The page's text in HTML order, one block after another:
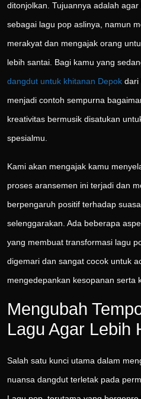
ditonjolkan. Tujuannya adalah
sebagai lagu pop aslinya, namun
merakyat dan mengajak orang
lebih santai. Bagi kamu yang
dangdut untuk khitanan Depok dari
menjadi contoh sempurna
kreativitas bermusik disatukan
spesialmu.
Kami akan mengajak kamu
proses aransemen ini terjadi dan
berpengaruh positif terhadap
selenggarakan. Ada beberapa
yang membuat transformasi lagu
digemari dan sangat cocok untuk
mengedepankan kesopanan serta
Mengubah
Lagu Agar Lebih
Salah satu kunci utama dalam
nuansa dangdut terletak pada